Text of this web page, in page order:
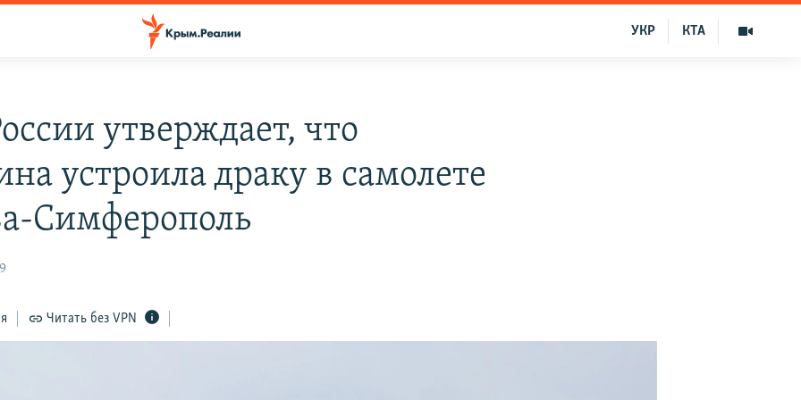
КТА
УКР
утверждает, что
устроила драку в самолете
Симферополь
Читать без VPN